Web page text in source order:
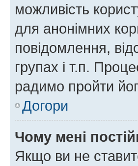
можливість
для анонімних
повідомлення,
групах і т.п.
радимо пройти
Догори
Чому мені
Якщо ви не